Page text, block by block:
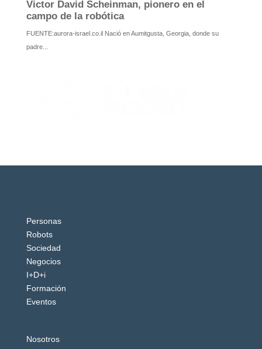
Personas
Robots
Sociedad
Negocios
I+D+i
Formación
Eventos
Nosotros